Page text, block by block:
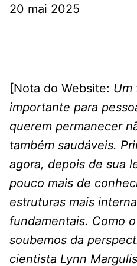
20 mai 2025
[Nota do Website: Um
importante para
querem permanecer
também saudáveis.
agora, depois de sua
pouco mais de
estruturas mais
fundamentais. Como
soubemos da
cientista Lynn